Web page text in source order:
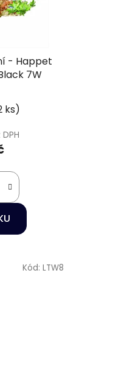
- Happet
7W
ks)
Kód: LTW8